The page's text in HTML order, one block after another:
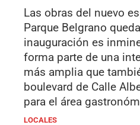
Las obras del nuevo
Parque Belgrano
inauguración es
forma parte de una
más amplia que
boulevard de Calle
para el área
LOCALES